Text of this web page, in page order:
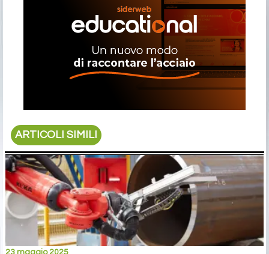
ARTICOLI SIMILI
23 maggio 2025